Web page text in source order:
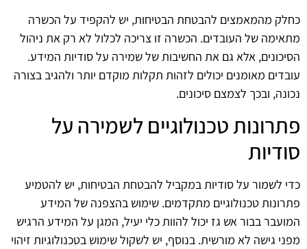
כחלק מהמאמצים להבטחת הבטיחות, יש להקפיד על הכשרה
מתאימה של העובדים. הכשרה זו צריכה לכלול לא רק את ניהול
הסיכונים, אלא גם את החשיבות של שמירה על סודיות המידע.
עובדים מאומנים יכולים לזהות תקלות מוקדם יותר ולהגיב בצורה
נכונה, ובכך לצמצם סיכונים.
פתרונות טכנולוגיים לשמירה על
סודיות
כדי לשמור על סודיות במקביל להבטחת הבטיחות, יש להטמיע
פתרונות טכנולוגיים מתקדמים. שימוש בהצפנה של המידע
המועבר בבור אש גז יכול להוות כלי יעיל, המגן על המידע הרגיש
מפני גישה לא מורשית. בנוסף, יש לשקול שימוש בטכנולוגיות זיהוי